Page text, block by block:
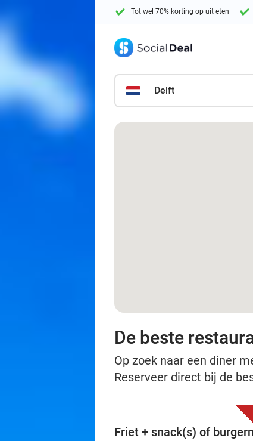
Tot wel 70% korting op uit eten
Delft
De beste
Op zoek naar een diner
Reserveer direct bij de
Friet + snack(s) of